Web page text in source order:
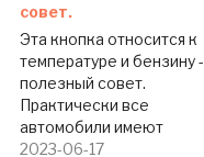
совет.
Эта кнопка относится к
температуре и бензину -
полезный совет.
Практически все
автомобили имеют
кнопку рециркуляции с
2023-06-17